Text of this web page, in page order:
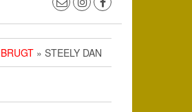
» STEELY DAN ‎